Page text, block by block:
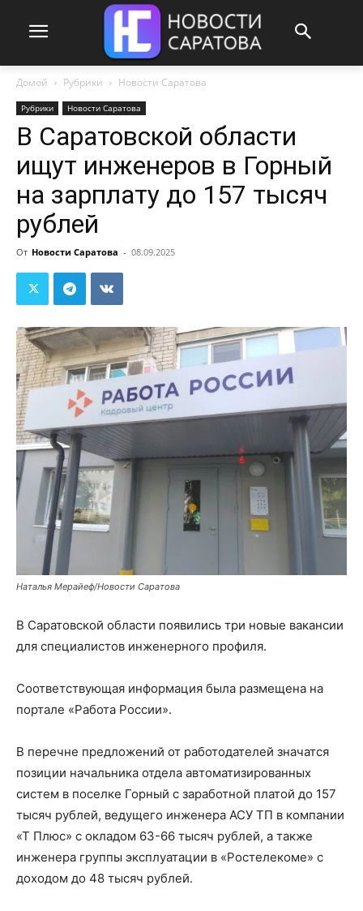
Домой Рубрики Новости Саратова
Рубрики Новости Саратова
В Саратовской области
ищут инженеров в Горный
на зарплату до 157 тысяч
рублей
От Новости Саратова - 08.09.2025
Наталья Мерайеф/Новости Саратова
В Саратовской области появились три новые вакансии
для специалистов инженерного профиля.
Соответствующая информация была размещена на
портале «Работа России».
В перечне предложений от работодателей значатся
позиции начальника отдела автоматизированных
систем в поселке Горный с заработной платой до 157
тысяч рублей, ведущего инженера АСУ ТП в компании
«Т Плюс» с окладом 63-66 тысяч рублей, а также
инженера группы эксплуатации в «Ростелекоме» с
доходом до 48 тысяч рублей.